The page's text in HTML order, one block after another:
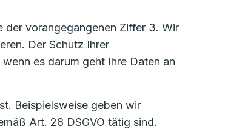
der vorangegangenen Ziffer 3. Wir
Der Schutz Ihrer
es darum geht Ihre Daten an
Beispielsweise geben wir
Art. 28 DSGVO tätig sind.